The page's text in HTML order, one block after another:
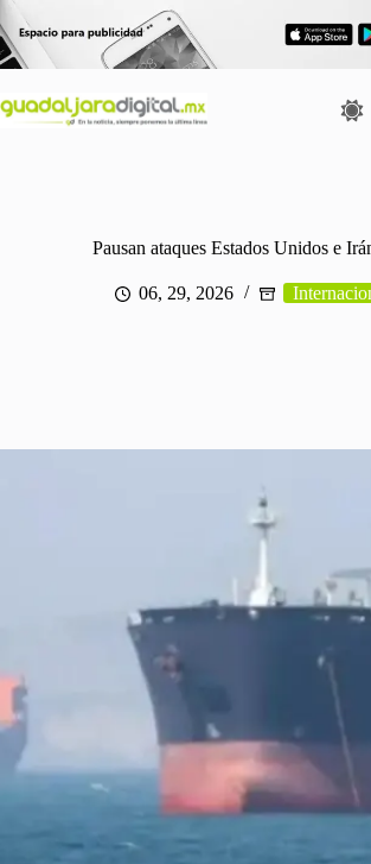
al
contenido
Pausan ataques Estados Unidos e
06, 29, 2026